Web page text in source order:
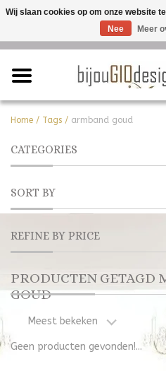
Home / Tags / armband goud
CATEGORIES
SORT BY
REFINE BY PRICE
PRODUCTEN GETAGD
GOUD
Meest bekeken
Geen producten gevonden!...
Wij slaan cookies op om onze website
Nee
Meer